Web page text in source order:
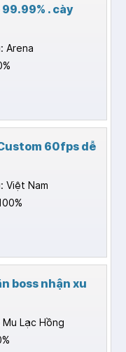
. cày
Arena
60fps dễ
Việt Nam
boss nhận xu
Lạc Hồng